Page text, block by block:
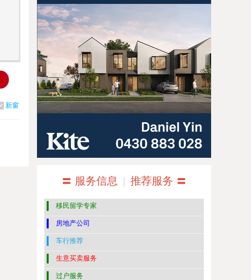
新窗
〓 服务信息 | 推荐服务 〓
移民留学专家
房地产公司
车行推荐
生意买卖服务
过户服务